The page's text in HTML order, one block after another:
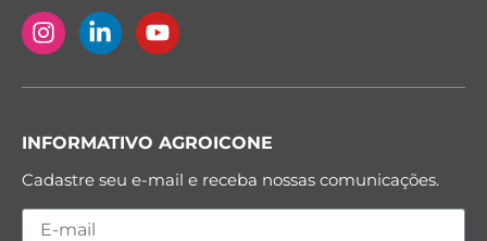
INFORMATIVO AGROICONE
Cadastre seu e-mail e receba nossas comunicações.